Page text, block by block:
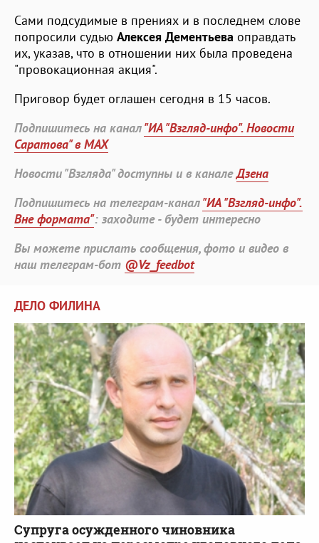
Сами подсудимые в прениях и в последнем слове
попросили судью Алексея Дементьева оправдать
их, указав, что в отношении них была проведена
"провокационная акция".
Приговор будет оглашен сегодня в 15 часов.
Подпишитесь на канал"ИА "Взгляд-инфо". Новости
Саратова" в MAX
Новости "Взгляда" доступны и в каналеДзена
Подпишитесь на телеграм-канал"ИА "Взгляд-инфо".
Вне формата": заходите - будет интересно
Вы можете прислать сообщения, фото и видео в
наш телеграм-бот @Vz_feedbot
ДЕЛО ФИЛИНА
Супруга осужденного чиновника